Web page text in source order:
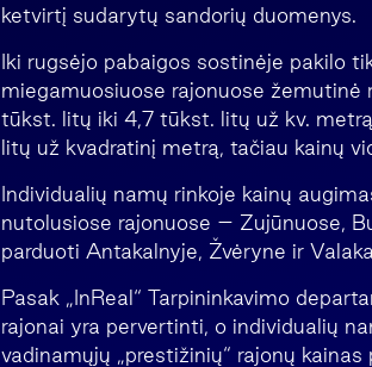
ketvirtį sudarytų sandorių duomenys.
Iki rugsėjo pabaigos sostinėje pakilo
miegamuosiuose rajonuose
tūkst. litų iki 4,7 tūkst. litų už kv.
litų už kvadratinį metrą, tačiau kainų
Individualių namų rinkoje kainų
nutolusiose rajonuose – Zujūnuose,
parduoti Antakalnyje, Žvėryne ir
Pasak „InReal“ Tarpininkavimo
rajonai yra pervertinti, o individualių
vadinamųjų „prestižinių“ rajonų